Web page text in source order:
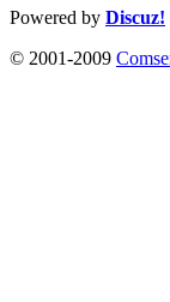
Powered by Discuz!
© 2001-2009